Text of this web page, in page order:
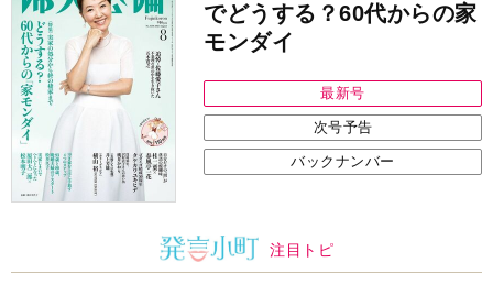
でどうする？60代からの家
モンダイ
最新号
次号予告
バックナンバー
注目トピ